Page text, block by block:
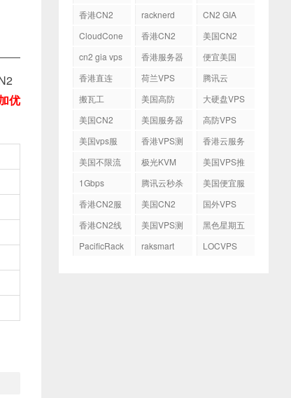
优
香港CN2
racknerd
CN2 GIA
CloudCone
香港CN2
美国CN2
cn2 gia vps
香港服务器
便宜美国
香港直连
荷兰VPS
腾讯云
搬瓦工
美国高防
大硬盘VPS
美国CN2
美国服务器
高防VPS
美国vps服
香港VPS测
香港云服务
美国不限流
极光KVM
美国VPS推
1Gbps 腾讯云秒杀
美国便宜服
香港CN2服
美国CN2
国外VPS
香港CN2线
美国VPS测
黑色星期五
PacificRack
raksmart LOCVPS